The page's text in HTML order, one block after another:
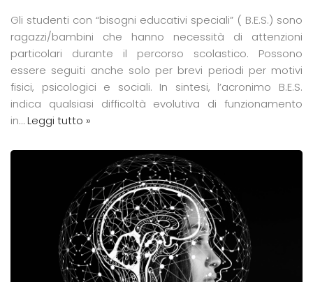
Gli studenti con “bisogni educativi speciali” ( B.E.S.) sono
ragazzi/bambini che hanno necessità di attenzioni
particolari durante il percorso scolastico. Possono
essere seguiti anche solo per brevi periodi per motivi
fisici, psicologici e sociali. In sintesi, l’acronimo B.E.S.
indica qualsiasi difficoltà evolutiva di funzionamento
in…Leggi tutto »